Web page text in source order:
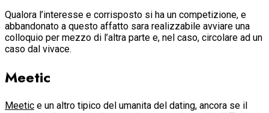
Qualora l’interesse e corrisposto si ha un competizione, e
abbandonato a questo affatto sara realizzabile avviare una
colloquio per mezzo di l’altra parte e, nel caso, circolare ad un
caso dal vivace.
Meetic
Meetic e un altro tipico del umanita del dating, ancora se il